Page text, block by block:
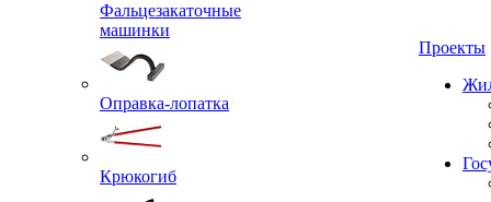
Фальцезакаточные
машинки
Оправка-лопатка
Крюкогиб
Проекты